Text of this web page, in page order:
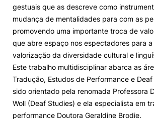
gestuais que as descreve como
mudança de mentalidades para com as
promovendo uma importante troca de
que abre espaço nos espectadores para
valorização da diversidade cultural e
Este trabalho multidisciplinar abarca as
Tradução, Estudos de Performance e
sido orientado pela renomada Professora
Woll (Deaf Studies) e ela especialista em
performance Doutora Geraldine Brodie.